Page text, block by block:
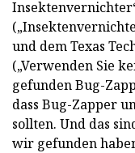
und dem Texas
(„Verwenden Sie
gefunden Bug-
dass Bug-Zapper
sollten. Und das
wir gefunden